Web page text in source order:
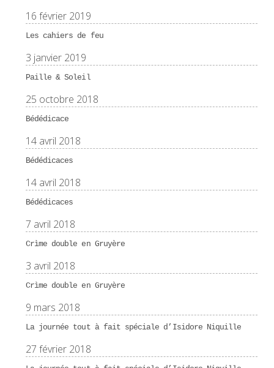
16 février 2019
Les cahiers de feu
3 janvier 2019
Paille & Soleil
25 octobre 2018
Bédédicace
14 avril 2018
Bédédicaces
14 avril 2018
Bédédicaces
7 avril 2018
Crìme double en Gruyère
3 avril 2018
Crìme double en Gruyère
9 mars 2018
La journée tout à fait spéciale d’Isidore Niquille
27 février 2018